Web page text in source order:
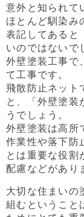
意外と知られて
ほとんど馴染み
表記してあると
いのではないで
外壁塗装工事で
て工事です。
飛散防止ネット
と、「外壁塗装
うでしょう。
外壁塗装は高所
作業性や落下防
とは重要な役割
配慮などがあり
大切な住まいの
組むということ